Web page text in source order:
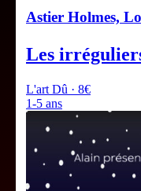
Astier Holmes,
Les
L'art Dû · 8€
1-5 ans